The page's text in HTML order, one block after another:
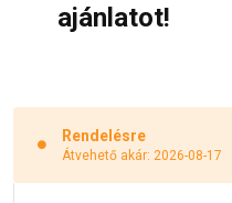
ajánlatot!
Rendelésre
Átvehető akár: 2026-08-17